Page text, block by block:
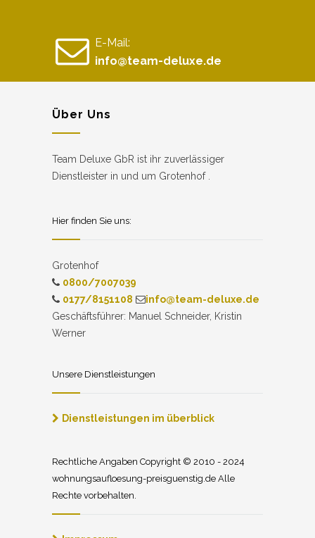
E-Mail:
info@team-deluxe.de
Über Uns
Team Deluxe GbR ist ihr zuverlässiger
Dienstleister in und um Grotenhof .
Hier finden Sie uns:
Grotenhof
0800/7007039
0177/8151108
info@team-deluxe.de
Geschäftsführer: Manuel Schneider, Kristin
Werner
Unsere Dienstleistungen
Dienstleistungen im überblick
Rechtliche Angaben Copyright © 2010 - 2024
wohnungsaufloesung-preisguenstig.de Alle
Rechte vorbehalten.